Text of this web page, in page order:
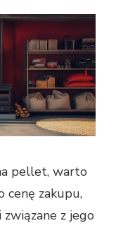
pellet, warto
cenę zakupu,
z jego